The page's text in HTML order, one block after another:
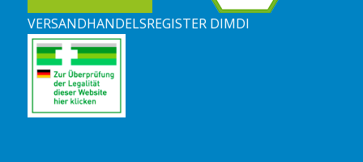
VERSANDHANDELSREGISTER DIMDI